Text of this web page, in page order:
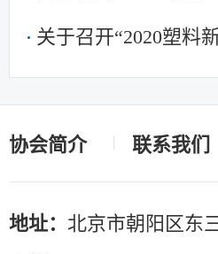
关于召开“2020塑料
料/化工研究院所发
知
协会简介
联系我们
地址： 北京市朝阳区东